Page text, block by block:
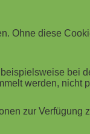
VIWIS
Ohne diese
bei
werden, nicht
zur Verfügung